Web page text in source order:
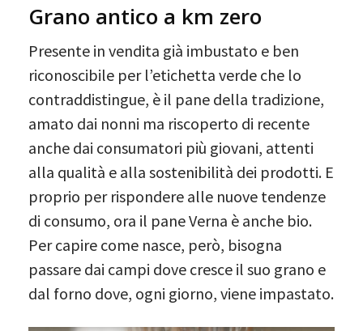
Grano antico a km zero
Presente in vendita già imbustato e ben
riconoscibile per l’etichetta verde che lo
contraddistingue, è il pane della tradizione,
amato dai nonni ma riscoperto di recente
anche dai consumatori più giovani, attenti
alla qualità e alla sostenibilità dei prodotti. E
proprio per rispondere alle nuove tendenze
di consumo, ora il pane Verna è anche bio.
Per capire come nasce, però, bisogna
passare dai campi dove cresce il suo grano e
dal forno dove, ogni giorno, viene impastato.